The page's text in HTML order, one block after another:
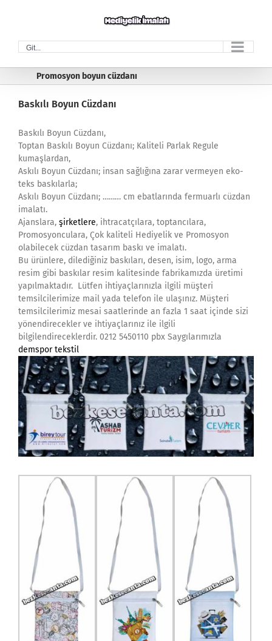
Git...
Promosyon boyun cüzdanı
Baskılı Boyun Cüzdanı
Baskılı Boyun Cüzdanı,
Toptan Baskılı Boyun Cüzdanı; Kaliteli Parlak Regule
kumaşlardan,
Askılı Boyun Cüzdanı; insan sağlığına zarar vermeyen eko-
teks baskılarla;
Askılı Boyun Cüzdanı; ……… cm ebatlarında fermuarlı cüzdan
imalatı.
Ajanslara, şirketlere, ihtracatçılara, toptancılara,
Promosyonculara, Çok kaliteli Hediyelik ve Promosyon
olabilecek cüzdan tasarım baskı ve imalatı.
Bu ürünlere, dilediğiniz baskıları, desen, isim, logo, arma
resim gibi baskılar resim kalitesinde fabrikamızda üretimi
yapılmaktadır. Lütfen ihtiyaçlarınızla ilgili müşteri
temsilcilerimize mail yada telefon ile ulaşınız. Müşteri
temsilcilerimiz mesai saatlerinde an fazla 1 saat içinde sizi
yönendirecekler ve ihtiyaçlarınız ile ilgili
bilgilendireceklerdir. 0212 5450110 pbx Saygılarımızla
demspor tekstil